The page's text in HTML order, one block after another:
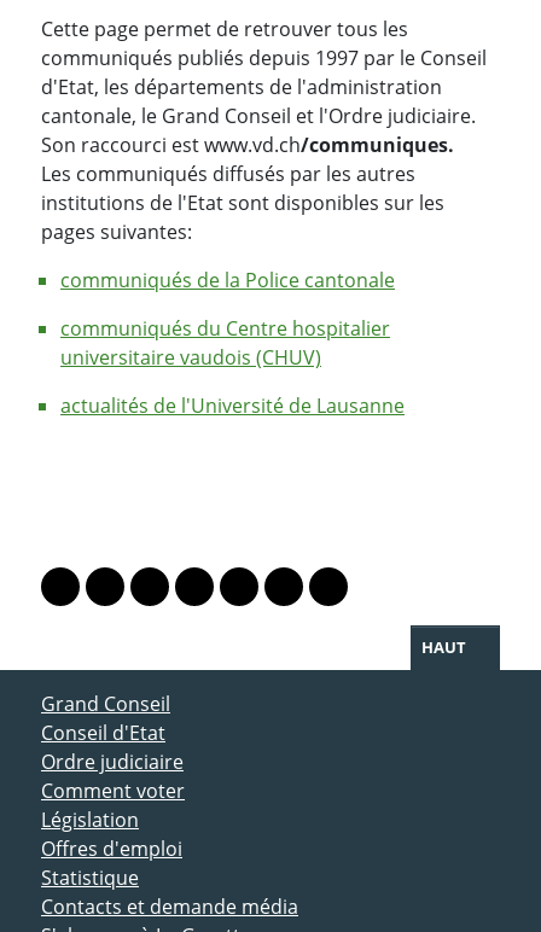
Cette page permet de retrouver tous les
communiqués publiés depuis 1997 par le Conseil
d'Etat, les départements de l'administration
cantonale, le Grand Conseil et l'Ordre judiciaire.
Son raccourci est www.vd.ch/communiques.
Les communiqués diffusés par les autres
institutions de l'Etat sont disponibles sur les
pages suivantes:
communiqués de la Police cantonale
communiqués du Centre hospitalier
universitaire vaudois (CHUV)
actualités de l'Université de Lausanne
Lien vers le profil Mastodon
Lien vers le profil Bluesky
Lien vers le profil Instagram
Lien vers le profil Linkedin
Lien vers le profil Facebook
Lien vers le profil Twitter
Partager par WhatsApp
HAUT
ACCÈS DIRECT
Grand Conseil
Conseil d'Etat
Ordre judiciaire
Comment voter
Législation
Offres d'emploi
Statistique
Contacts et demande média